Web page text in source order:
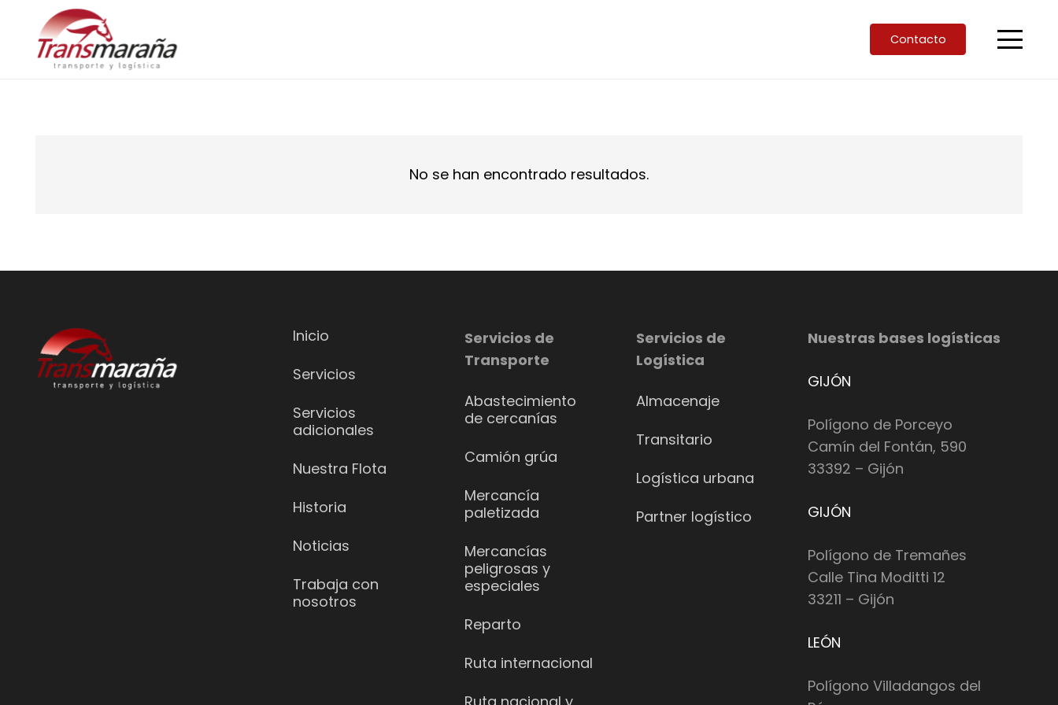
Contacto
No se han encontrado resultados.
Inicio
Servicios
Servicios
adicionales
Nuestra Flota
Historia
Noticias
Trabaja con
nosotros
Servicios de
Transporte
Abastecimiento
de cercanías
Camión grúa
Mercancía
paletizada
Mercancías
peligrosas y
especiales
Reparto
Ruta internacional
Servicios de
Logística
Almacenaje
Transitario
Logística urbana
Partner logístico
Nuestras bases logísticas
GIJÓN
Polígono de Porceyo
Camín del Fontán, 590
33392 – Gijón
GIJÓN
Polígono de Tremañes
Calle Tina Moditti 12
33211 – Gijón
LEÓN
Polígono Villadangos del